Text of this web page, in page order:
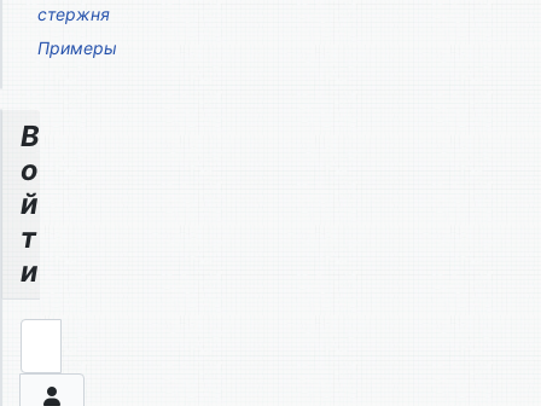
стержня
Примеры
В
о
й
т
и